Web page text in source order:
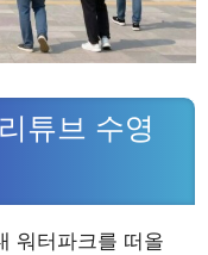
튜브 수영
워터파크를 떠올